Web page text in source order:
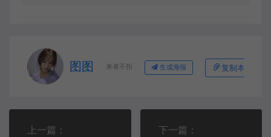
图图 来者不拒 生成海报 复制本文链接
上一篇：
下一篇：